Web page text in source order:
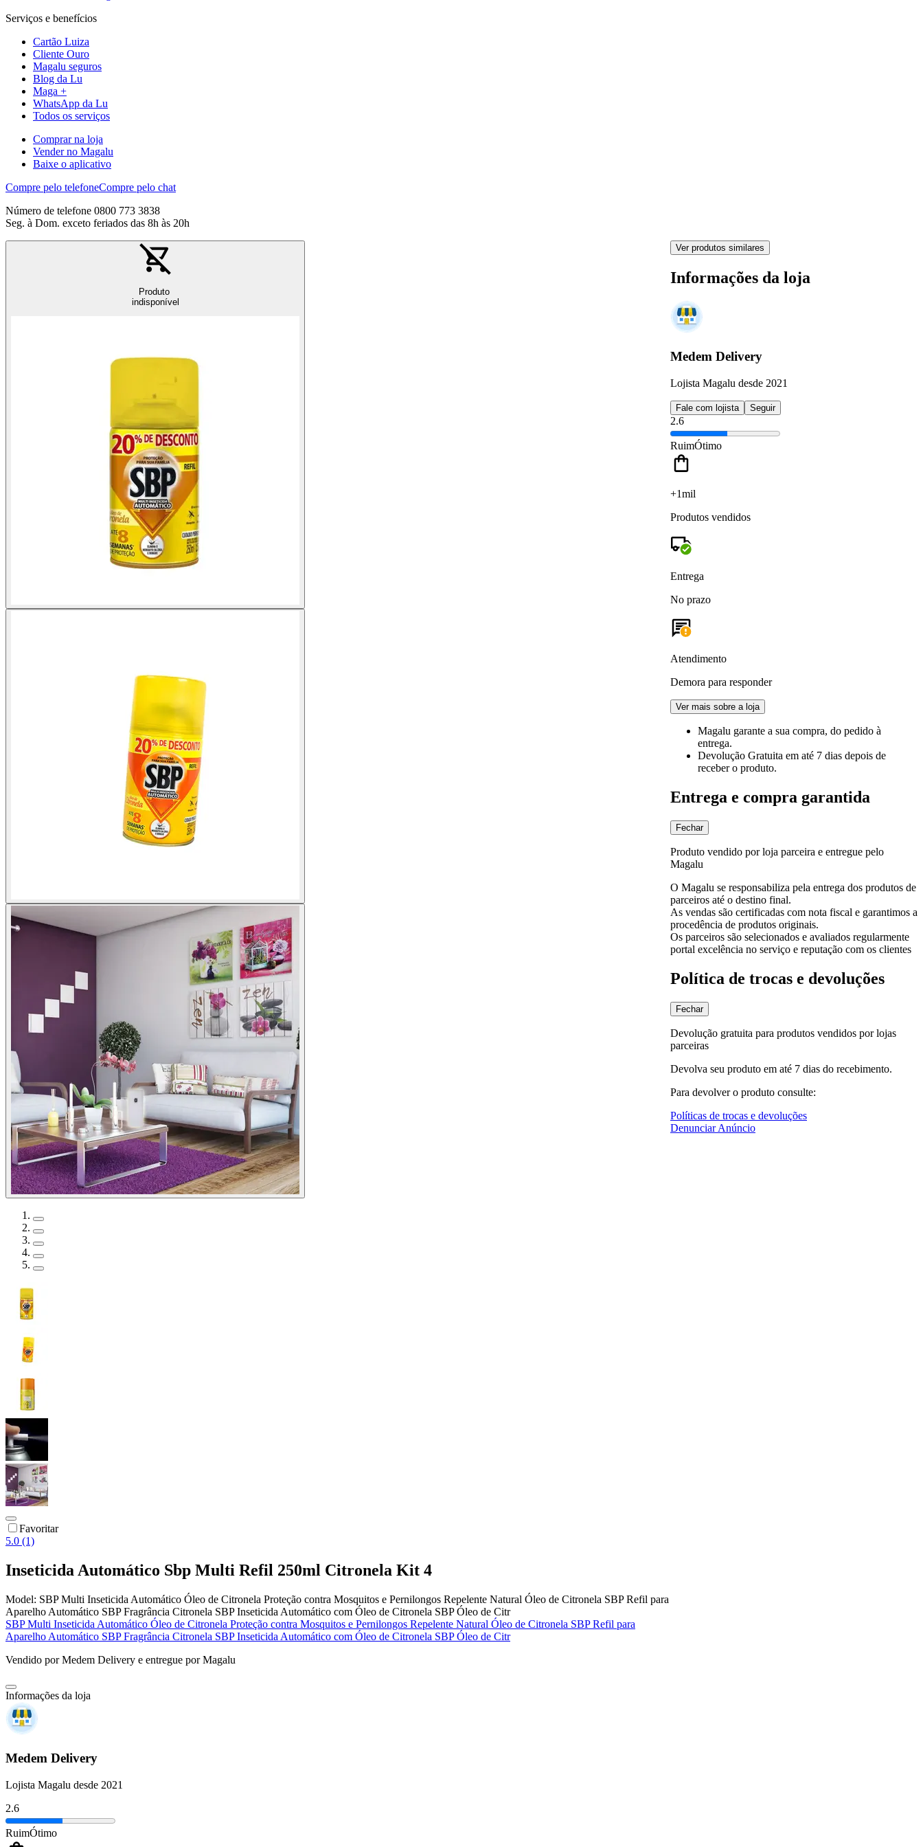
Serviços e benefícios
Cartão Luiza
Cliente Ouro
Magalu seguros
Blog da Lu
Maga +
WhatsApp da Lu
Todos os serviços
Comprar na loja
Vender no Magalu
Baixe o aplicativo
Compre pelo telefoneCompre pelo chat
Número de telefone 0800 773 3838
Seg. à Dom. exceto feriados das 8h às 20h
Produto
indisponível
Favoritar
5.0 (1)
Inseticida Automático Sbp Multi Refil 250ml Citronela Kit 4
Model: SBP Multi Inseticida Automático Óleo de Citronela Proteção contra Mosquitos e Pernilongos Repelente Natural Óleo de Citronela SBP Refil para
Aparelho Automático SBP Fragrância Citronela SBP Inseticida Automático com Óleo de Citronela SBP Óleo de Citr
SBP Multi Inseticida Automático Óleo de Citronela Proteção contra Mosquitos e Pernilongos Repelente Natural Óleo de Citronela SBP Refil para
Aparelho Automático SBP Fragrância Citronela SBP Inseticida Automático com Óleo de Citronela SBP Óleo de Citr
Vendido porMedem Delivery e entregue por Magalu
Informações da loja
Medem Delivery
Lojista Magalu desde 2021
2.6
RuimÓtimo
Ver produtos similares
Informações da loja
Medem Delivery
Lojista Magalu desde 2021
Fale com lojista Seguir
2.6
RuimÓtimo
+1mil
Produtos vendidos
Entrega
No prazo
Atendimento
Demora para responder
Ver mais sobre a loja
Magalu garante a sua compra, do pedido à
entrega.
Devolução Gratuita em até 7 dias depois de
receber o produto.
Entrega e compra garantida
Fechar
Produto vendido por loja parceira e entregue pelo
Magalu
O Magalu se responsabiliza pela entrega dos produtos de
parceiros até o destino final.
As vendas são certificadas com nota fiscal e garantimos a
procedência de produtos originais.
Os parceiros são selecionados e avaliados regularmente
portal excelência no serviço e reputação com os clientes
Política de trocas e devoluções
Fechar
Devolução gratuita para produtos vendidos por lojas
parceiras
Devolva seu produto em até 7 dias do recebimento.
Para devolver o produto consulte:
Políticas de trocas e devoluções
Denunciar Anúncio